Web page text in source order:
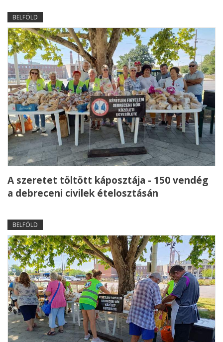
BELFÖLD
A szeretet töltött káposztája - 150 vendég
a debreceni civilek ételosztásán
BELFÖLD